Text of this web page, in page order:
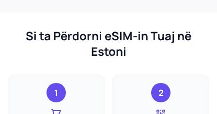
Si ta Përdorni eSIM-in Tuaj në
Estoni
1 2